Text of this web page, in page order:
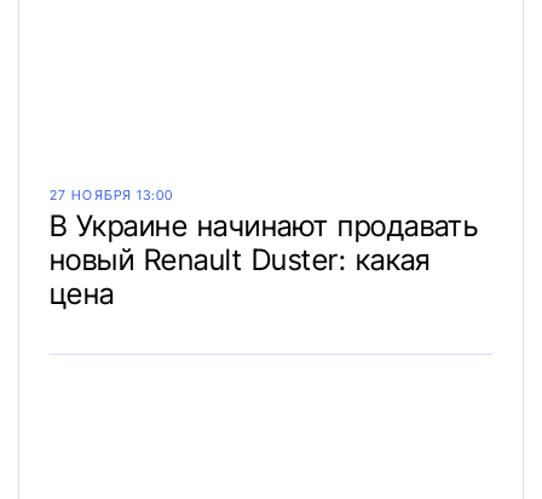
27 НОЯБРЯ 13:00
В Украине начинают продавать
новый Renault Duster: какая
цена